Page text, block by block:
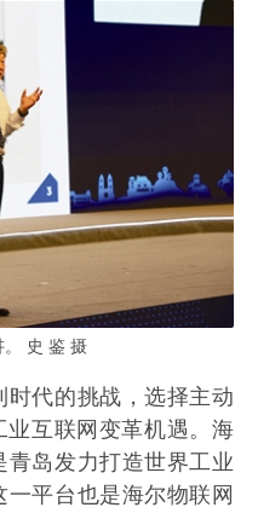
。 史 鉴 摄
代的挑战，选择主动
业互联网变革机遇。海
岛发力打造世界工业
平台也是海尔物联网